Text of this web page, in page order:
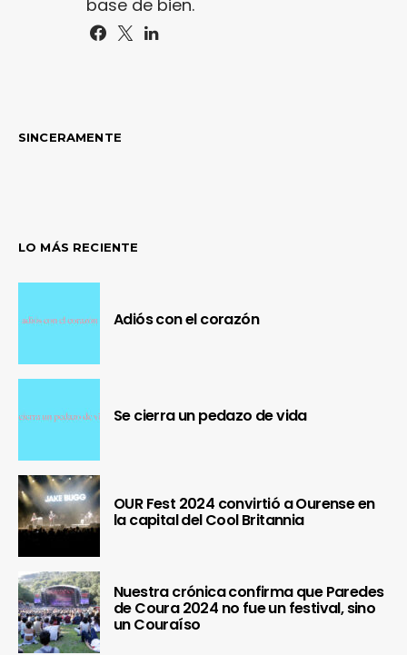
base de bien.
SINCERAMENTE
LO MÁS RECIENTE
Adiós con el corazón
Se cierra un pedazo de vida
OUR Fest 2024 convirtió a Ourense en
la capital del Cool Britannia
Nuestra crónica confirma que Paredes
de Coura 2024 no fue un festival, sino
un Couraíso